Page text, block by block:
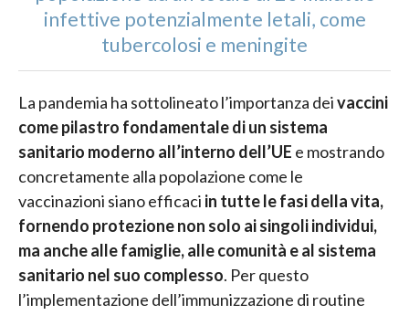
infettive potenzialmente letali, come
tubercolosi e meningite
La pandemia ha sottolineato l’importanza deivaccini
come pilastro fondamentale di un sistema
sanitario moderno all’interno dell’UE e mostrando
concretamente alla popolazione come le
vaccinazioni siano efficaci in tutte le fasi della vita,
fornendo protezione non solo ai singoli individui,
ma anche alle famiglie, alle comunità e al sistema
sanitario nel suo complesso. Per questo
l’implementazione dell’immunizzazione di routine